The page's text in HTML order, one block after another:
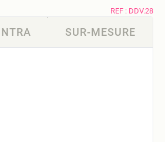
REF : DDV.28
SUR-MESURE